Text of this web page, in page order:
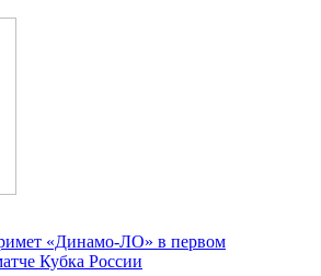
«Динамо-ЛО» в первом
Кубка России